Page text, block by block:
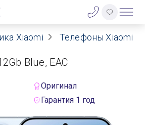
Xiaomi Телефоны Xiaomi
Blue, EAC
Оригинал
Гарантия 1 год